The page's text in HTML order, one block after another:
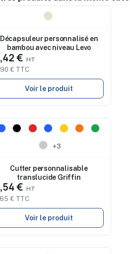
Décapsuleur personnalisé en
bambou avec niveau Levo
€
€ TTC
Voir le produit
+3
Cutter personnalisable
translucide Griffin
€
€ TTC
Voir le produit